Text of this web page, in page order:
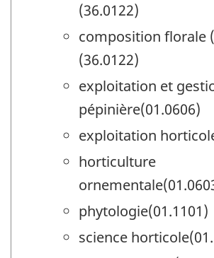
(36.0122)
composition florale
(36.0122)
exploitation et
pépinière(01.0606)
exploitation
horticulture
phytologie(01.1101)
science